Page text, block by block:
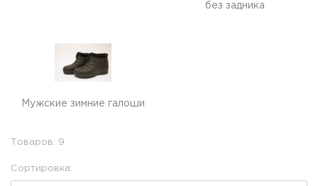
без задника
Мужские зимние галоши
Товаров: 9
Сортировка: